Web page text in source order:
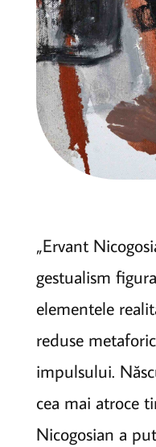
„Ervant
gestualism
elementele
reduse
impulsului.
cea mai atroce
Nicogosian a